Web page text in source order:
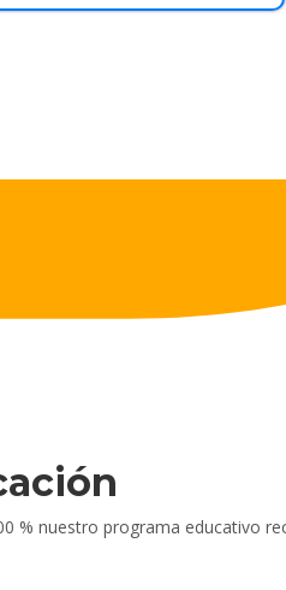
% nuestro programa educativo